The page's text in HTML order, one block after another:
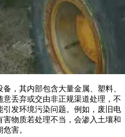
，其内部包含大量金属、塑料、
丢弃或交由非正规渠道处理，不
发环境污染问题。例如，废旧电
物质若处理不当，会渗入土壤和
害。